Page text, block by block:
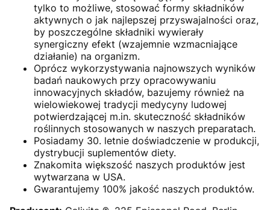
tylko to możliwe, stosować formy składników
aktywnych o jak najlepszej przyswajalności oraz,
by poszczególne składniki wywierały
synergiczny efekt (wzajemnie wzmacniające
działanie) na organizm.
Oprócz wykorzystywania najnowszych wyników
badań naukowych przy opracowywaniu
innowacyjnych składów, bazujemy również na
wielowiekowej tradycji medycyny ludowej
potwierdzającej m.in. skuteczność składników
roślinnych stosowanych w naszych preparatach.
Posiadamy 30. letnie doświadczenie w produkcji,
dystrybucji suplementów diety.
Znakomita większość naszych produktów jest
wytwarzana w USA.
Gwarantujemy 100% jakość naszych produktów.